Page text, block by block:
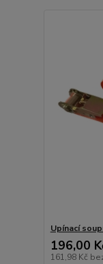
Upínací
196,00
161,98 Kč